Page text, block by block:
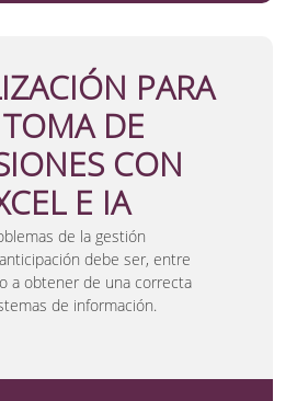
PARA
DE
CON
E IA
de la gestión
debe ser, entre
a obtener de una correcta
de información.